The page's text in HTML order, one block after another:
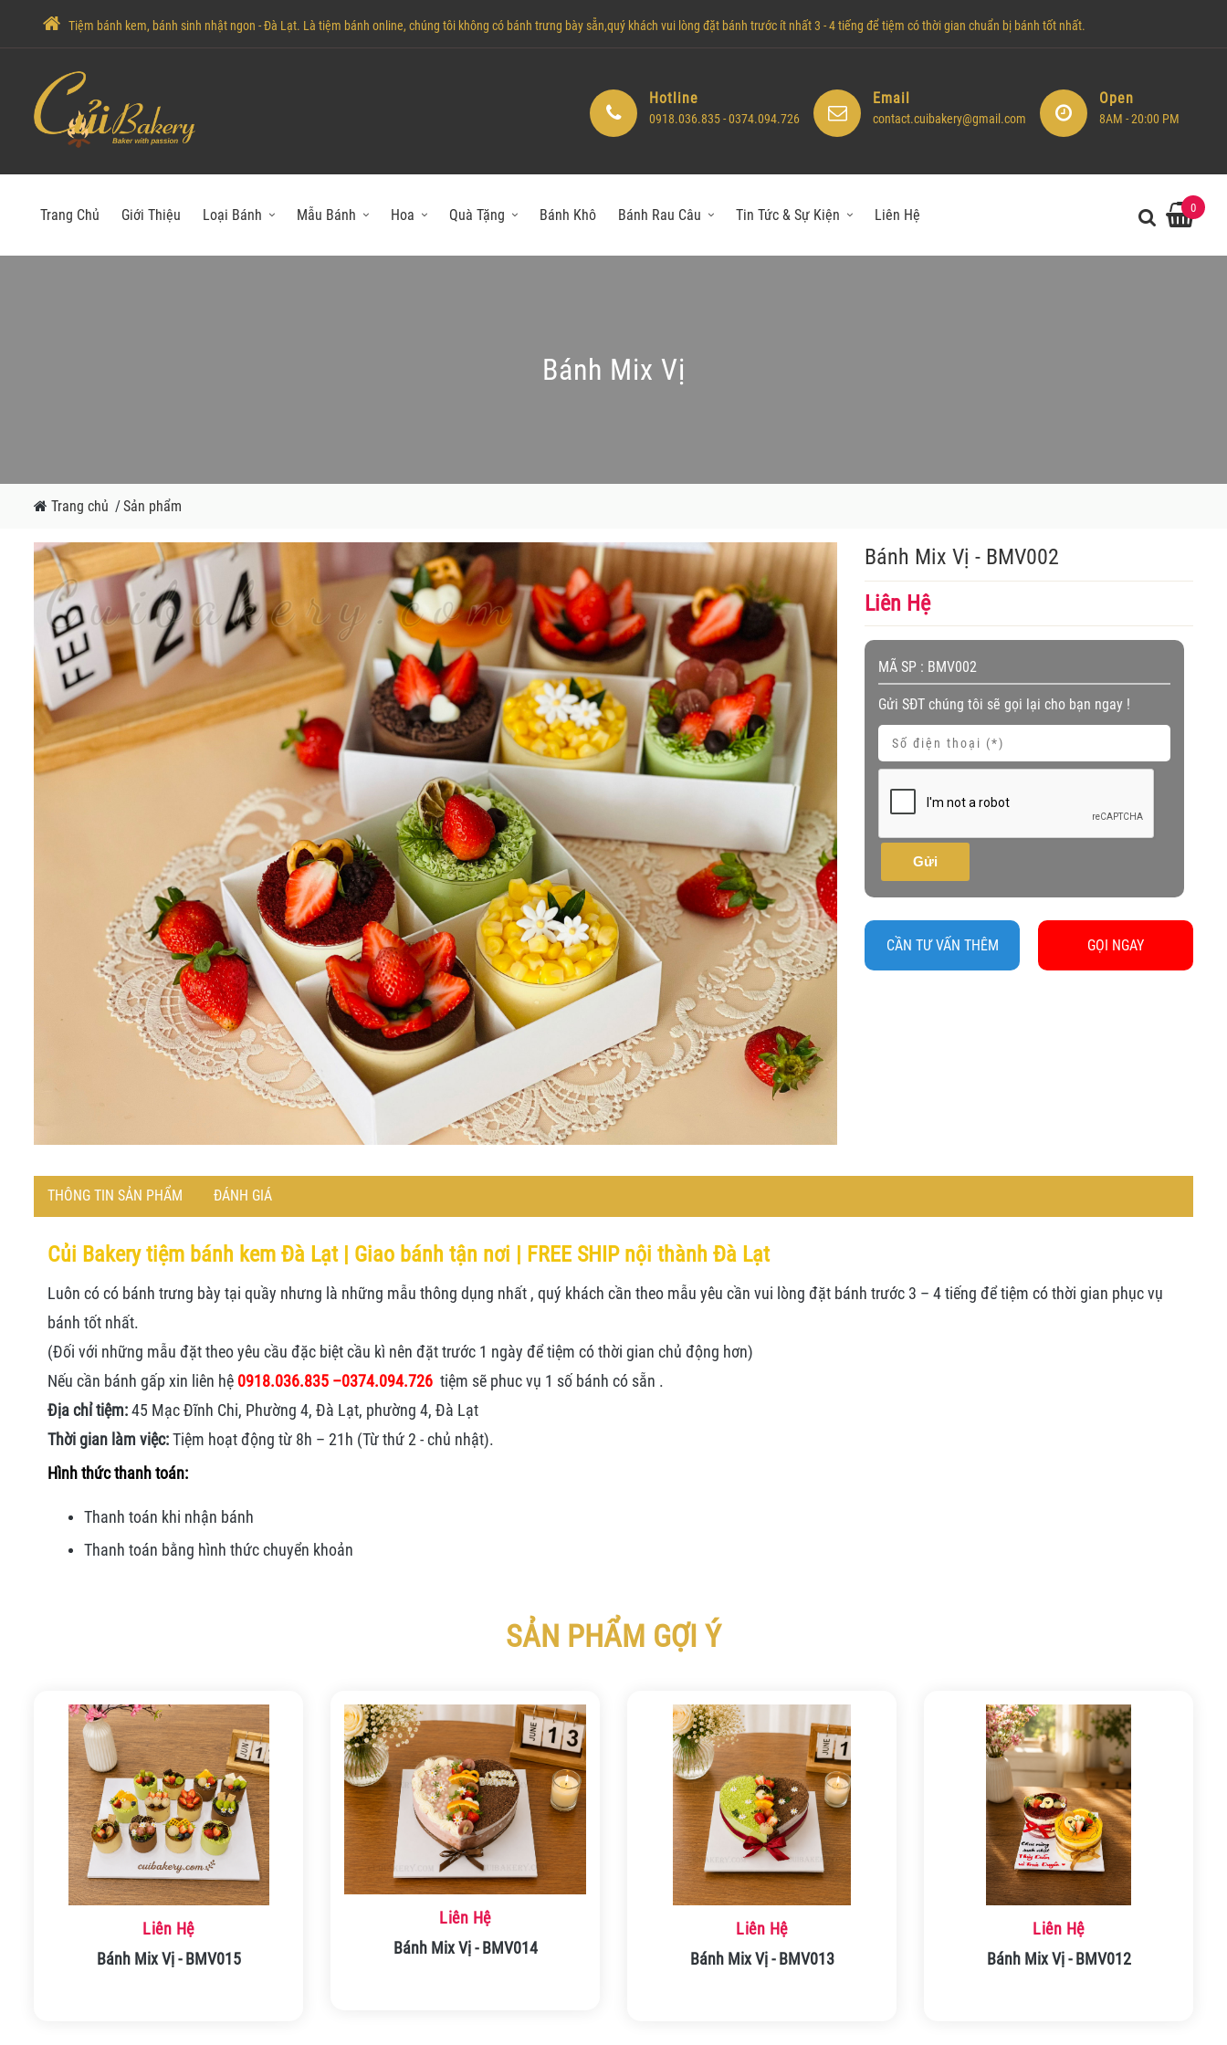
Tiệm bánh kem, bánh sinh nhật ngon - Đà Lạt. Là tiệm bánh online, chúng tôi không có bánh trưng bày sẵn,quý khách vui lòng đặt bánh trước ít nhất 3 - 4 tiếng để tiệm có thời gian chuẩn bị bánh tốt nhất.
Hotline
0918.036.835 - 0374.094.726
Email
contact.cuibakery@gmail.com
Open
8AM - 20:00 PM
Trang Chủ Giới Thiệu Loại Bánh Mẫu Bánh Hoa Quà Tặng Bánh Khô Bánh Rau Câu Tin Tức & Sự Kiện Liên Hệ 0
Bánh Mix Vị
Trang chủ /Sản phẩm
Bánh Mix Vị - BMV002
Liên Hệ
MÃ SP : BMV002
Gửi SĐT chúng tôi sẽ gọi lại cho bạn ngay !
Gửi
CẦN TƯ VẤN THÊM GỌI NGAY
THÔNG TIN SẢN PHẨM ĐÁNH GIÁ
Củi Bakery tiệm bánh kem Đà Lạt | Giao bánh tận nơi | FREE SHIP nội thành Đà Lạt
Luôn có có bánh trưng bày tại quầy nhưng là những mẫu thông dụng nhất , quý khách cần theo mẫu yêu cần vui lòng đặt bánh trước 3 – 4 tiếng để tiệm có thời gian phục vụ
bánh tốt nhất.
(Đối với những mẫu đặt theo yêu cầu đặc biệt cầu kì nên đặt trước 1 ngày để tiệm có thời gian chủ động hơn)
Nếu cần bánh gấp xin liên hệ 0918.036.835 –0374.094.726 tiệm sẽ phuc vụ 1 số bánh có sẵn .
Địa chỉ tiệm:45 Mạc Đĩnh Chi, Phường 4, Đà Lạt, phường 4, Đà Lạt
Thời gian làm việc:Tiệm hoạt động từ 8h – 21h (Từ thứ 2 - chủ nhật).
Hình thức thanh toán:
Thanh toán khi nhận bánh
Thanh toán bằng hình thứcchuyển khoản
SẢN PHẨM GỢI Ý
Liên Hệ
Bánh Mix Vị - BMV015
Liên Hệ
Bánh Mix Vị - BMV014
Liên Hệ
Bánh Mix Vị - BMV013
Liên Hệ
Bánh Mix Vị - BMV012